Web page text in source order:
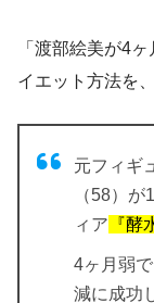
「渡部絵美が4
イエット方法を
元フィギ
（58）
ィア 『酵
4ヶ月弱
減に成功